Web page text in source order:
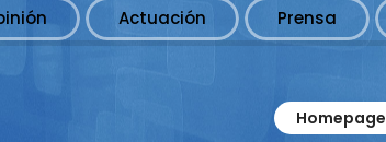
Actuación Prensa
Homepage